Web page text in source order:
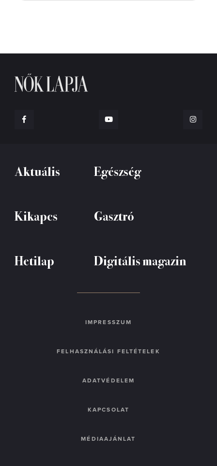
Aktuális Egészség
Kikapcs Gasztró
Hetilap Digitális magazin
IMPRESSZUM
FELHASZNÁLÁSI FELTÉTELEK
ADATVÉDELEM
KAPCSOLAT
MÉDIAAJÁNLAT